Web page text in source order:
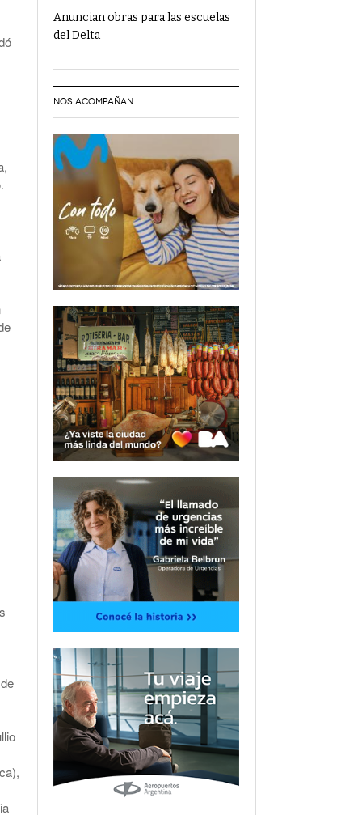
Anuncian obras para las escuelas
del Delta
NOS ACOMPAÑAN